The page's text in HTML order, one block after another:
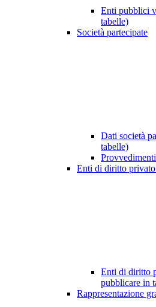
Enti pubblici
tabelle)
Società partecipate
Dati società
tabelle)
Provvedimenti
Enti di diritto
Enti di diritto
pubblicare in
Rappresentazione